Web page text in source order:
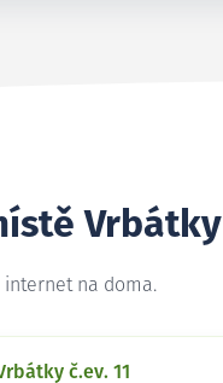
Vrbátky
internet na doma.
č.ev. 11